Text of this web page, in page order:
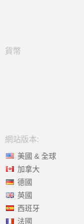
貨幣
網站版本:
美國 & 全球
加拿大
德國
英國
西班牙
法國